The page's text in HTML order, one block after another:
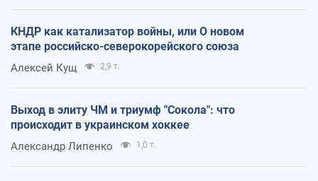
КНДР как катализатор войны, или О новом
этапе российско-северокорейского союза
Алексей Кущ 2,9 т.
Выход в элиту ЧМ и триумф "Сокола": что
происходит в украинском хоккее
Александр Липенко 1,0 т.